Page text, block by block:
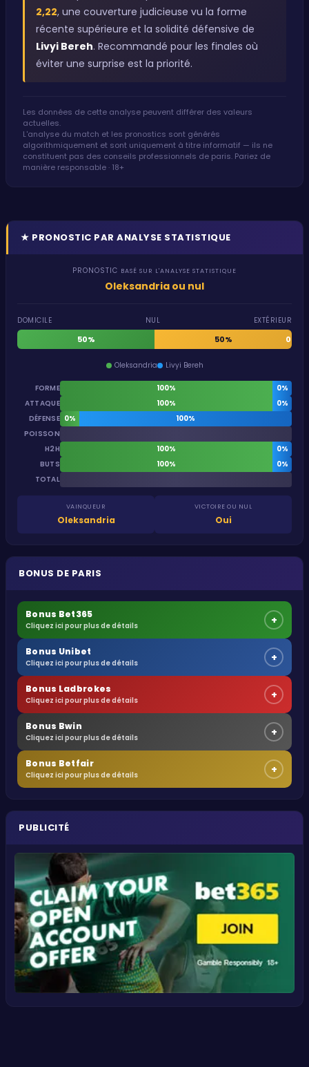
2,22, une couverture judicieuse vu la forme
récente supérieure et la solidité défensive de
Livyi Bereh. Recommandé pour les finales où
éviter une surprise est la priorité.
Les données de cette analyse peuvent différer des valeurs
actuelles.
L'analyse du match et les pronostics sont générés
algorithmiquement et sont uniquement à titre informatif — ils ne
constituent pas des conseils professionnels de paris. Pariez de
manière responsable · 18+
★ PRONOSTIC PAR ANALYSE STATISTIQUE
PRONOSTIC BASÉ SUR L'ANALYSE STATISTIQUE
Oleksandria ou nul
DOMICILE NUL EXTÉRIEUR
50% 50% 0%
Oleksandria Livyi Bereh
FORME 100%
0%
ATTAQUE
100%
0%
DÉFENSE 0%
100%
POISSON
H2H
100%
0%
BUTS
100%
0%
TOTAL
VAINQUEUR
Oleksandria
VICTOIRE OU NUL
Oui
BONUS DE PARIS
Bonus Bet365
Cliquez ici pour plus de détails +
Bonus Unibet
Cliquez ici pour plus de détails +
Bonus Ladbrokes
Cliquez ici pour plus de détails +
Bonus Bwin
Cliquez ici pour plus de détails +
Bonus Betfair
Cliquez ici pour plus de détails +
PUBLICITÉ